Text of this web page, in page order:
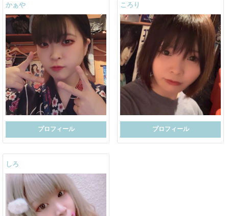
かぁや
プロフィール
ころり
プロフィール
しろ